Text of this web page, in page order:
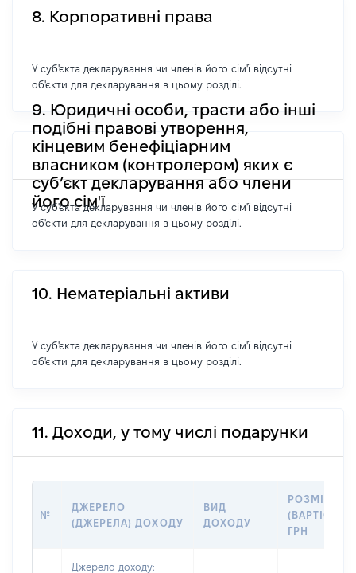
8. Корпоративні права
У суб'єкта декларування чи членів його сім'ї відсутні
об'єкти для декларування в цьому розділі.
9. Юридичні особи, трасти або інші
подібні правові утворення,
кінцевим бенефіціарним
власником (контролером) яких є
суб’єкт декларування або члени
його сім'ї
У суб'єкта декларування чи членів його сім'ї відсутні
об'єкти для декларування в цьому розділі.
10. Нематеріальні активи
У суб'єкта декларування чи членів його сім'ї відсутні
об'єкти для декларування в цьому розділі.
11. Доходи, у тому числі подарунки
№
ДЖЕРЕЛО
(ДЖЕРЕЛА) ДОХОДУ
ВИД
ДОХОДУ
РОЗМІР
(ВАРТІСТЬ),
ГРН
Джерело доходу: